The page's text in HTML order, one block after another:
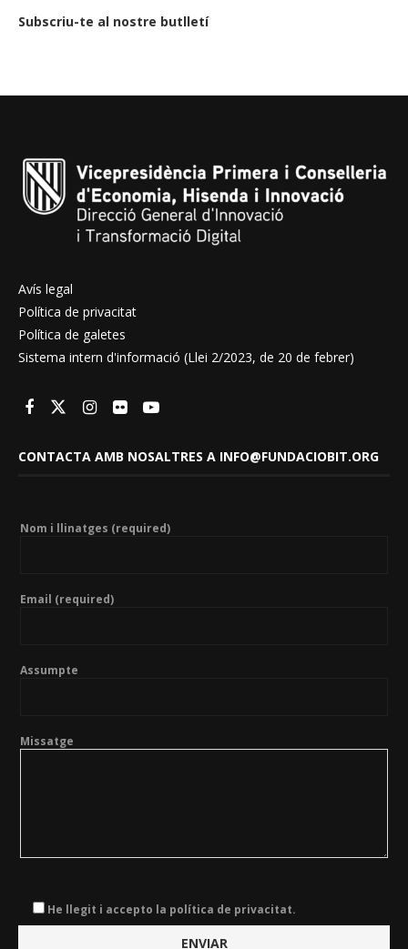
Subscriu-te al nostre butlletí
Avís legal
Política de privacitat
Política de galetes
Sistema intern d'informació (Llei 2/2023, de 20 de febrer)
CONTACTA AMB NOSALTRES A INFO@FUNDACIOBIT.ORG
Nom i llinatges (required)
Email (required)
Assumpte
Missatge
He llegit i accepto la política de privacitat.